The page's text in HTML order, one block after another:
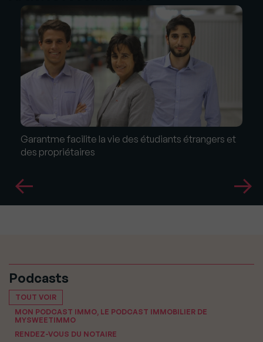
Garantme facilite la vie des étudiants étrangers et
des propriétaires
Podcasts
TOUT VOIR
MON PODCAST IMMO, LE PODCAST IMMOBILIER DE
MYSWEETIMMO
RENDEZ-VOUS DU NOTAIRE